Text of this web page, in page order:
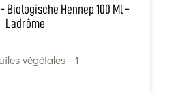
Biologische Hennep 100 Ml -
Ladrôme